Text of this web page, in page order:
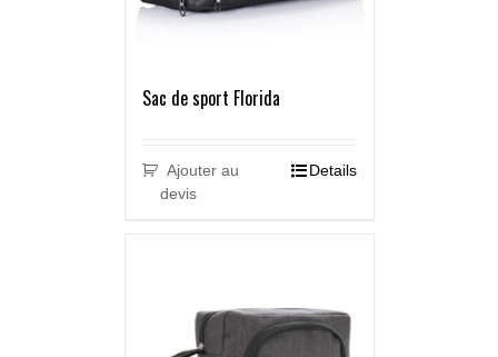
Sac de sport Florida
Ajouter au
devis
Details